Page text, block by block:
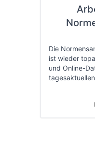
Die
ist wieder
und Online-